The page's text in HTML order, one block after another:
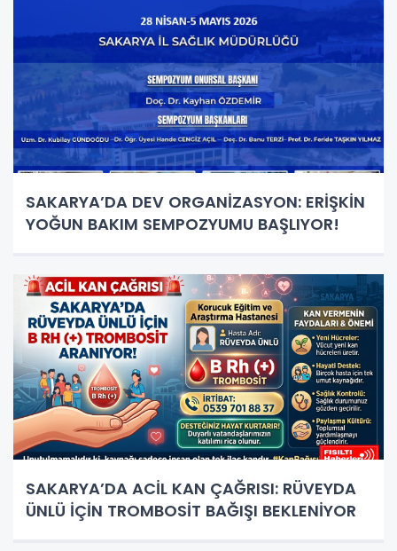
SAKARYA’DA DEV ORGANİZASYON: ERİŞKİN
YOĞUN BAKIM SEMPOZYUMU BAŞLIYOR!
SAKARYA’DA ACİL KAN ÇAĞRISI: RÜVEYDA
ÜNLÜ İÇİN TROMBOSİT BAĞIŞI BEKLENİYOR